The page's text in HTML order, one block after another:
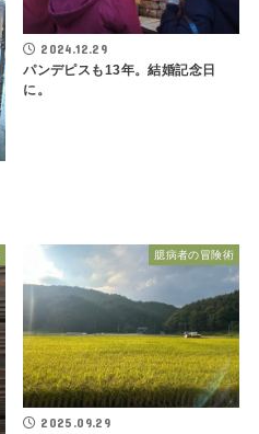
2024.12.29
パンデピスも13年。結婚記念日
に。
臆病者の冒険術
2025.09.29